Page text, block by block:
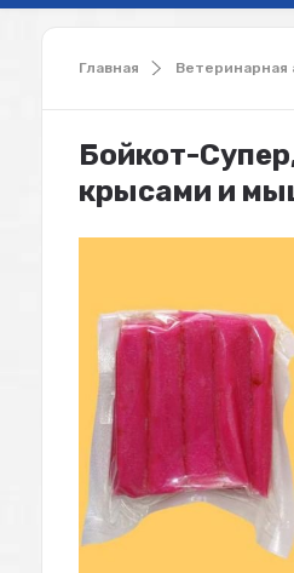
Главная Ветеринарная
Бойкот-
крысами и